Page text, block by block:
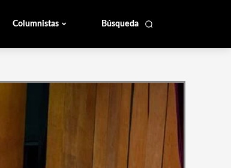
Búsqueda
Columnistas